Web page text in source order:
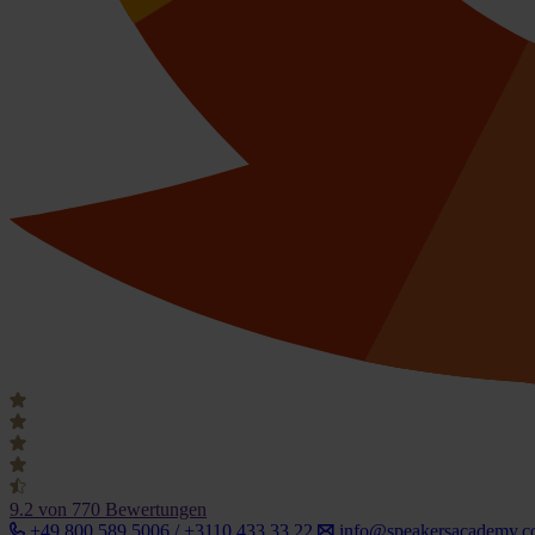
9.2 von 770 Bewertungen
+49 800 589 5006 / +3110 433 33 22